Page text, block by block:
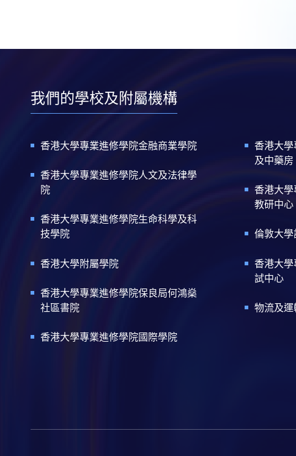
我們的學校及附屬機構
香港大學專業進修學院金融商業學院
香港大學專業進修學院人文及法律學
院
香港大學專業進修學院生命科學及科
技學院
香港大學附屬學院
香港大學專業進修學院保良局何鴻燊
社區書院
香港大學專業進修學院國際學院
香港大
及中藥房
香港大學
教研中心
倫敦大學
香港大學
試中心
物流及